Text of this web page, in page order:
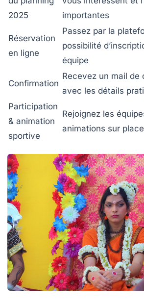
2025
importantes
Réservation
en ligne
Passez par la
possibilité
équipe
Confirmation
Recevez un mail de
avec les détails
Participation
& animation
sportive
Rejoignez les
animations sur place